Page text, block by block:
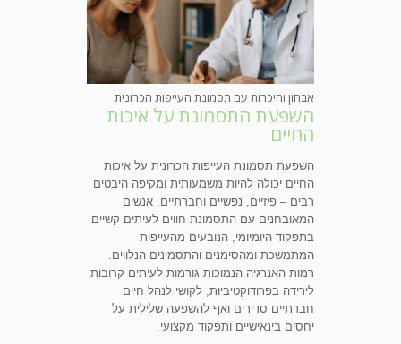
אבחון והיכרות עם תסמונת העייפות הכרונית
השפעת התסמונת על איכות
החיים
השפעת תסמונת העייפות הכרונית על איכות
החיים יכולה להיות משמעותית ומקיפה היבטים
רבים – פיזיים, נפשיים וחברתיים. אנשים
המאובחנים עם התסמונת חווים לעיתים קשיים
בתפקוד היומיומי, הנובעים מהעייפות
המתמשכת ומהסימנים והתסמינים הנלווים.
רמות האנרגיה הנמוכות גורמות לעיתים קרובות
לירידה בפרודוקטיביות, לקושי לנהל חיים
חברתיים סדירים ואף להשפעה שלילית על
יחסים בינאישיים ותפקוד מקצועי.